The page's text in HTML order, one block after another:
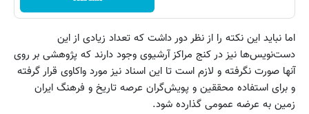
اما نباید این نکته را از نظر دور داشت که تعداد زیادی از این
دست‌نویس‌ها نیز در کنج مراکز آرشیوی وجود دارند که پژوهشی بر روی
آنها صورت نگرفته و لازم است تا این اسناد نیز مورد واکاوی قرار گرفته
و برای استفاده محققین و پویش‌گران عرصه تاریخ و فرهنگ ایران
زمین به عرضه عمومی گذارده شود.